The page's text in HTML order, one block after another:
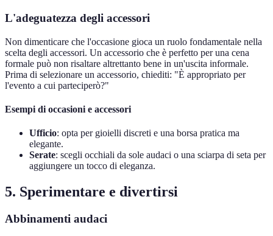
L'adeguatezza degli accessori
Non dimenticare che l'occasione gioca un ruolo fondamentale nella
scelta degli accessori. Un accessorio che è perfetto per una cena
formale può non risaltare altrettanto bene in un'uscita informale.
Prima di selezionare un accessorio, chiediti: "È appropriato per
l'evento a cui parteciperò?"
Esempi di occasioni e accessori
Ufficio: opta per gioielli discreti e una borsa pratica ma
elegante.
Serate: scegli occhiali da sole audaci o una sciarpa di seta per
aggiungere un tocco di eleganza.
5. Sperimentare e divertirsi
Abbinamenti audaci